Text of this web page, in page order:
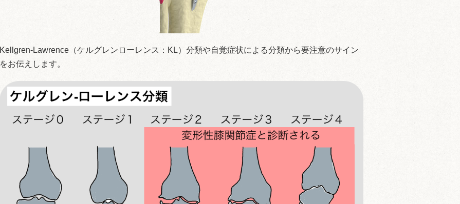
Kellgren-Lawrence（ケルグレンローレンス：KL）分類や自覚症状による分類から要注意のサイン
をお伝えします。